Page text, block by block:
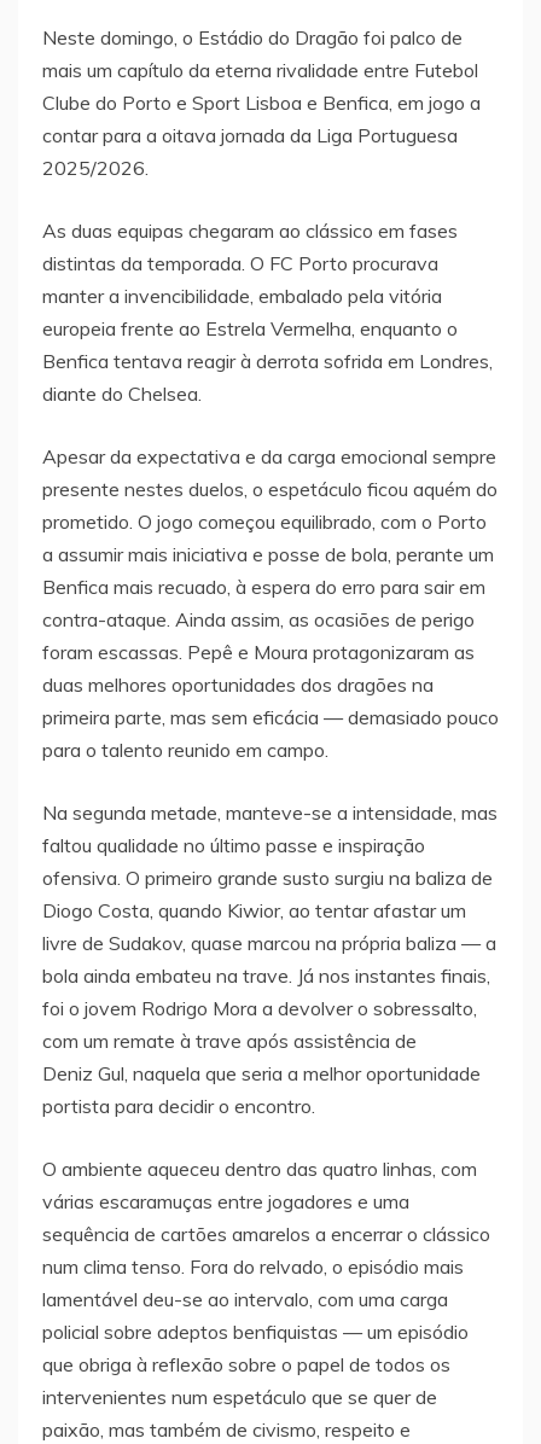
Neste domingo, o Estádio do Dragão foi palco de
mais um capítulo da eterna rivalidade entre Futebol
Clube do Porto e Sport Lisboa e Benfica, em jogo a
contar para a oitava jornada da Liga Portuguesa
2025/2026.
As duas equipas chegaram ao clássico em fases
distintas da temporada. O FC Porto procurava
manter a invencibilidade, embalado pela vitória
europeia frente ao Estrela Vermelha, enquanto o
Benfica tentava reagir à derrota sofrida em Londres,
diante do Chelsea.
Apesar da expectativa e da carga emocional sempre
presente nestes duelos, o espetáculo ficou aquém do
prometido. O jogo começou equilibrado, com o Porto
a assumir mais iniciativa e posse de bola, perante um
Benfica mais recuado, à espera do erro para sair em
contra-ataque. Ainda assim, as ocasiões de perigo
foram escassas. Pepê e Moura protagonizaram as
duas melhores oportunidades dos dragões na
primeira parte, mas sem eficácia — demasiado pouco
para o talento reunido em campo.
Na segunda metade, manteve-se a intensidade, mas
faltou qualidade no último passe e inspiração
ofensiva. O primeiro grande susto surgiu na baliza de
Diogo Costa, quando Kiwior, ao tentar afastar um
livre de Sudakov, quase marcou na própria baliza — a
bola ainda embateu na trave. Já nos instantes finais,
foi o jovem Rodrigo Mora a devolver o sobressalto,
com um remate à trave após assistência de
Deniz Gul, naquela que seria a melhor oportunidade
portista para decidir o encontro.
O ambiente aqueceu dentro das quatro linhas, com
várias escaramuças entre jogadores e uma
sequência de cartões amarelos a encerrar o clássico
num clima tenso. Fora do relvado, o episódio mais
lamentável deu-se ao intervalo, com uma carga
policial sobre adeptos benfiquistas — um episódio
que obriga à reflexão sobre o papel de todos os
intervenientes num espetáculo que se quer de
paixão, mas também de civismo, respeito e